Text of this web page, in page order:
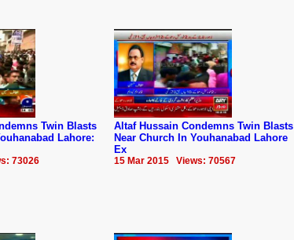
Twin Blasts
Lahore:
73026
Altaf Hussain Condemns Twin Blasts
Near Church In Youhanabad Lahore
Ex
15 Mar 2015 Views: 70567